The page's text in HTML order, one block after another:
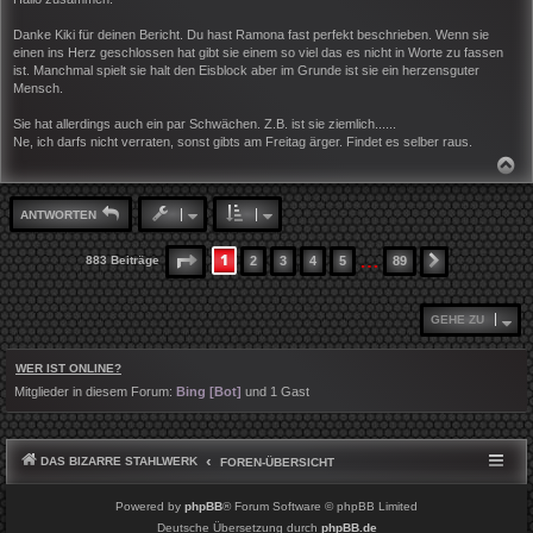
a
g
Danke Kiki für deinen Bericht. Du hast Ramona fast perfekt beschrieben. Wenn sie
einen ins Herz geschlossen hat gibt sie einem so viel das es nicht in Worte zu fassen
ist. Manchmal spielt sie halt den Eisblock aber im Grunde ist sie ein herzensguter
Mensch.
Sie hat allerdings auch ein par Schwächen. Z.B. ist sie ziemlich......
Ne, ich darfs nicht verraten, sonst gibts am Freitag ärger. Findet es selber raus.
C
H
O
B
E
N
ANTWORTEN
883 Beiträge SEITE1 VON89
1 2 3 4 5 … 89 NÄCHSTE
GEHE ZU
WER IST ONLINE?
Mitglieder in diesem Forum: Bing [Bot] und 1 Gast
DAS BIZARRE STAHLWERK FOREN-ÜBERSICHT
Powered by phpBB® Forum Software © phpBB Limited
Deutsche Übersetzung durch phpBB.de